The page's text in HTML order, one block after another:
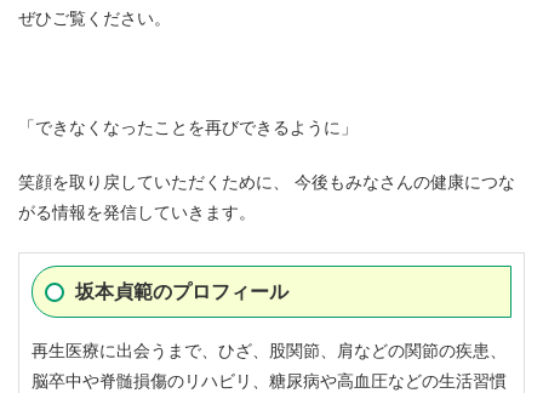
ぜひご覧ください。
「できなくなったことを再びできるように」
笑顔を取り戻していただくために、 今後もみなさんの健康につな
がる情報を発信していきます。
坂本貞範のプロフィール
再生医療に出会うまで、ひざ、股関節、肩などの関節の疾患、
脳卒中や脊髄損傷のリハビリ、糖尿病や高血圧などの生活習慣